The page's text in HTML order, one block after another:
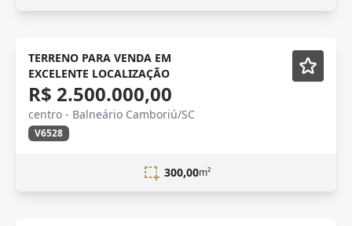
venda
TERRENO PARA VENDA EM
EXCELENTE LOCALIZAÇÃO
R$ 2.500.000,00
centro - Balneário Camboriú/SC
V6528
300,00m²